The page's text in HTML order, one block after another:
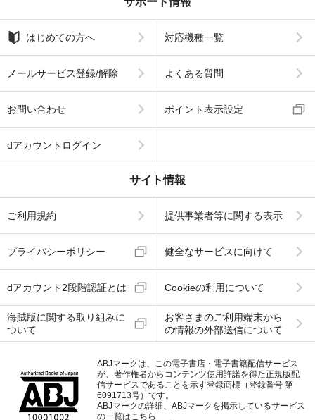
はじめての方へ 対応機種一覧
メールサービス登録/解除 よくある質問
お問い合わせ ポイント表示設定
dアカウントログイン
サイト情報
ご利用規約 提供事業者等に関する表示
プライバシーポリシー 健全なサービスに向けて
dアカウント2段階認証とは Cookieの利用について
海賊版に関する取り組みに
ついて
お客さまのご利用端末から
の情報の外部送信について
ABJマークは、この電子書店・電子書籍配信サービス
が、著作権者からコンテンツ使用許諾を得た正規版配
信サービスであることを示す登録商標（登録番号 第
6091713号）です。
ABJマークの詳細、ABJマークを掲示しているサービス
の一覧はこちら